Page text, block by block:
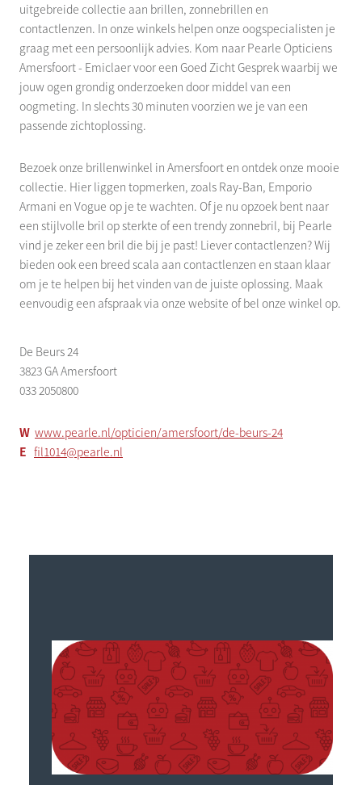
uitgebreide collectie aan brillen, zonnebrillen en
contactlenzen. In onze winkels helpen onze oogspecialisten je
graag met een persoonlijk advies. Kom naar Pearle Opticiens
Amersfoort - Emiclaer voor een Goed Zicht Gesprek waarbij we
jouw ogen grondig onderzoeken door middel van een
oogmeting. In slechts 30 minuten voorzien we je van een
passende zichtoplossing.
Bezoek onze brillenwinkel in Amersfoort en ontdek onze mooie
collectie. Hier liggen topmerken, zoals Ray-Ban, Emporio
Armani en Vogue op je te wachten. Of je nu opzoek bent naar
een stijlvolle bril op sterkte of een trendy zonnebril, bij Pearle
vind je zeker een bril die bij je past! Liever contactlenzen? Wij
bieden ook een breed scala aan contactlenzen en staan klaar
om je te helpen bij het vinden van de juiste oplossing. Maak
eenvoudig een afspraak via onze website of bel onze winkel op.
De Beurs 24
3823 GA Amersfoort
033 2050800
W www.pearle.nl/opticien/amersfoort/de-beurs-24
E fil1014@pearle.nl